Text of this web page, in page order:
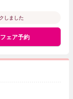
しました
フェア予約